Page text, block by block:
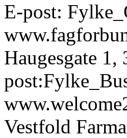
E-post:
Haugesgate
Vestfold